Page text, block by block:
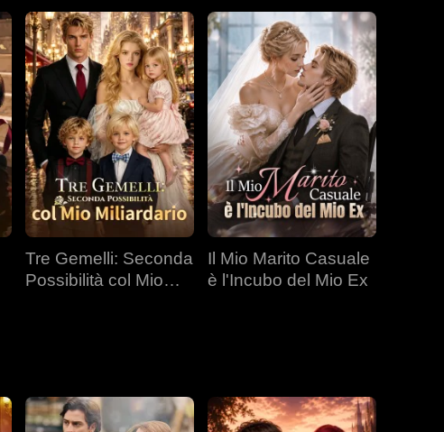
Tre Gemelli: Seconda
Possibilità col Mio
Il Mio Marito Casuale
è l'Incubo del Mio Ex